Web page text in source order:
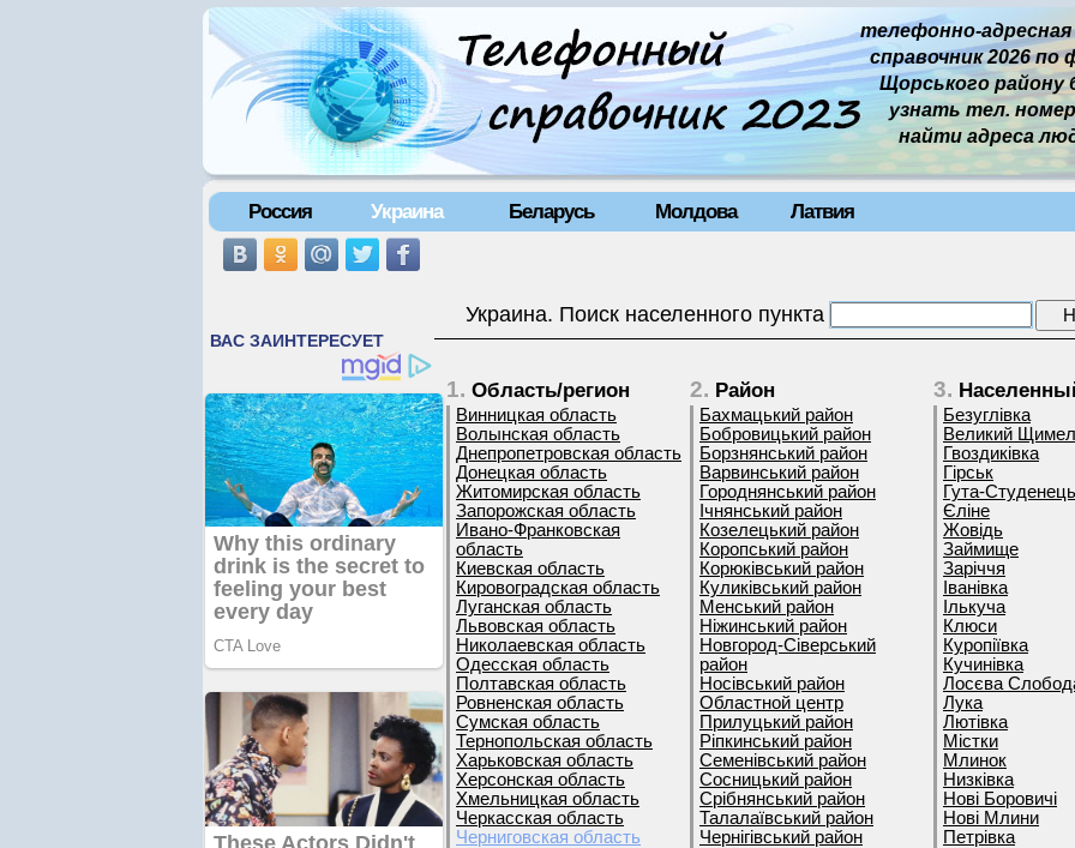
телефонно-
справочник 2026 по
Щорського району
узнать тел. номер
найти адреса
Россия Украина Беларусь Молдова Латвия
Украина. Поиск населенного пункта
1. Область/регион
Винницкая область
Волынская область
Днепропетровская область
Донецкая область
Житомирская область
Запорожская область
Ивано-Франковская
область
Киевская область
Кировоградская область
Луганская область
Львовская область
Николаевская область
Одесская область
Полтавская область
Ровненская область
Сумская область
Тернопольская область
Харьковская область
Херсонская область
Хмельницкая область
Черкасская область
Черниговская область
2. Район
Бахмацький район
Бобровицький район
Борзнянський район
Варвинський район
Городнянський район
Ічнянський район
Козелецький район
Коропський район
Корюківський район
Куликівський район
Менський район
Ніжинський район
Новгород-Сіверський
район
Носівський район
Областной центр
Прилуцький район
Ріпкинський район
Семенівський район
Сосницький район
Срібнянський район
Талалаївський район
Чернігівський район
3.
Безуглівка
Великий
Гвоздиківка
Гірськ
Гута-
Єліне
Жовідь
Займище
Заріччя
Іванівка
Ількуча
Клюси
Куропіївка
Кучинівка
Лосєва
Лука
Лютівка
Містки
Млинок
Низківка
Нові Боровичі
Нові Млини
Петрівка